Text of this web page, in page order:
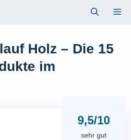
Holz – Die 15
im
9,5/10
sehr gut